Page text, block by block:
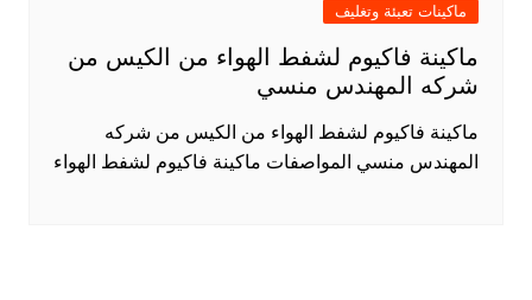
ماكينات تعبئة وتغليف
ماكينة فاكيوم لشفط الهواء من الكيس من
شركه المهندس منسي
ماكينة فاكيوم لشفط الهواء من الكيس من شركه
المهندس منسي المواصفات ماكينة فاكيوم لشفط الهواء